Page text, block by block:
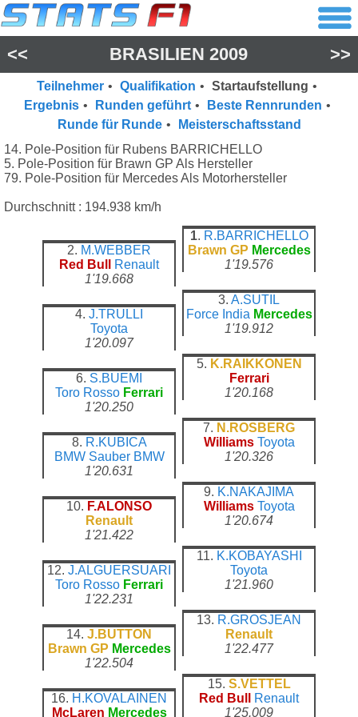
<< BRASILIEN 2009 >>
Teilnehmer • Qualifikation • Startaufstellung •
Ergebnis • Runden geführt • Beste Rennrunden •
Runde für Runde •
Meisterschaftsstand
14. Pole-Position für Rubens BARRICHELLO
5. Pole-Position für Brawn GP Als Hersteller
79. Pole-Position für Mercedes Als Motorhersteller
Durchschnitt : 194.938 km/h
2. M.WEBBER
Red Bull
Renault
1'19.668
1. R.BARRICHELLO
Brawn GP Mercedes
1'19.576
4. J.TRULLI
Toyota
1'20.097
3. A.SUTIL
Force India Mercedes
1'19.912
6. S.BUEMI
Toro Rosso Ferrari
1'20.250
5. K.RAIKKONEN
Ferrari
1'20.168
8. R.KUBICA
BMW Sauber BMW
1'20.631
7. N.ROSBERG
Williams Toyota
1'20.326
10. F.ALONSO
Renault
1'21.422
9. K.NAKAJIMA
Williams Toyota
1'20.674
12. J.ALGUERSUARI
Toro Rosso Ferrari
1'22.231
11. K.KOBAYASHI
Toyota
1'21.960
14. J.BUTTON
Brawn GP Mercedes
1'22.504
13. R.GROSJEAN
Renault
1'22.477
16. H.KOVALAINEN
McLaren Mercedes
15. S.VETTEL
Red Bull
Renault
1'25.009